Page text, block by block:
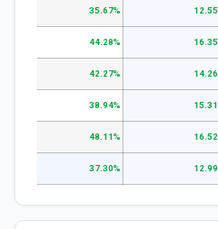
35.67%
44.28%
42.27%
38.94%
48.11%
37.30%